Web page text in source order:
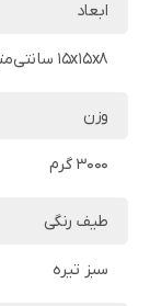
ابعاد
15x15x8 سانتی‌متر
وزن
3000 گرم
طیف رنگی
سبز تیره